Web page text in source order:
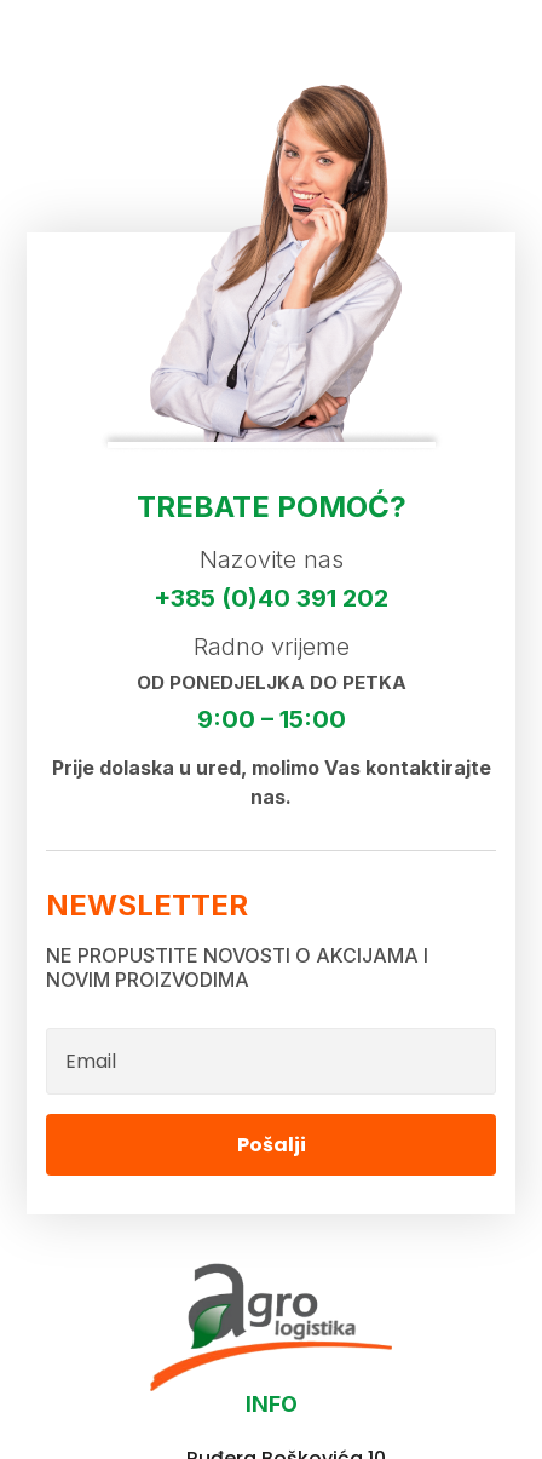
TREBATE POMOĆ?
Nazovite nas
+385 (0)40 391 202
Radno vrijeme
OD PONEDJELJKA DO PETKA
9:00 – 15:00
Prije dolaska u ured, molimo Vas kontaktirajte
nas.
NEWSLETTER
NE PROPUSTITE NOVOSTI O AKCIJAMA I
NOVIM PROIZVODIMA
Pošalji
INFO